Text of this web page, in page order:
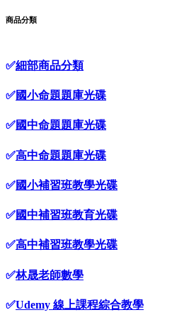
商品分類
✅細部商品分類
✅國小命題題庫光碟
✅國中命題題庫光碟
✅高中命題題庫光碟
✅國小補習班教學光碟
✅國中補習班教育光碟
✅高中補習班教學光碟
✅林晟老師數學
✅Udemy 線上課程綜合教學